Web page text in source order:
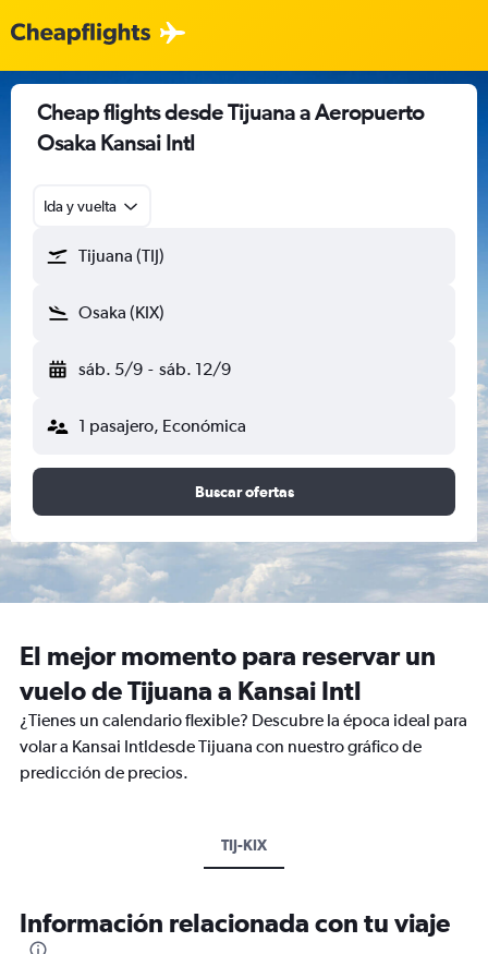
Cheap flights desde Tijuana a Aeropuerto
Osaka Kansai Intl
Ida y vuelta
Tijuana (TIJ)
Osaka (KIX)
sáb. 5/9 - sáb. 12/9
1 pasajero, Económica
Buscar ofertas
El mejor momento para reservar un
vuelo de Tijuana a Kansai Intl
¿Tienes un calendario flexible? Descubre la época ideal para
volar a Kansai Intldesde Tijuana con nuestro gráfico de
predicción de precios.
TIJ-KIX
Información relacionada con tu viaje